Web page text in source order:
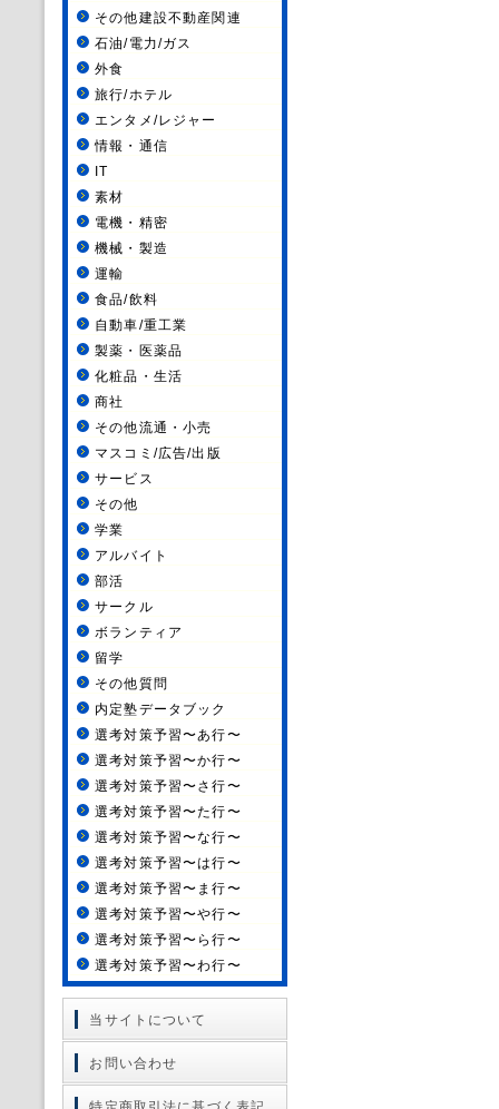
その他建設不動産関連
石油/電力/ガス
外食
旅行/ホテル
エンタメ/レジャー
情報・通信
IT
素材
電機・精密
機械・製造
運輸
食品/飲料
自動車/重工業
製薬・医薬品
化粧品・生活
商社
その他流通・小売
マスコミ/広告/出版
サービス
その他
学業
アルバイト
部活
サークル
ボランティア
留学
その他質問
内定塾データブック
選考対策予習〜あ行〜
選考対策予習〜か行〜
選考対策予習〜さ行〜
選考対策予習〜た行〜
選考対策予習〜な行〜
選考対策予習〜は行〜
選考対策予習〜ま行〜
選考対策予習〜や行〜
選考対策予習〜ら行〜
選考対策予習〜わ行〜
当サイトについて
お問い合わせ